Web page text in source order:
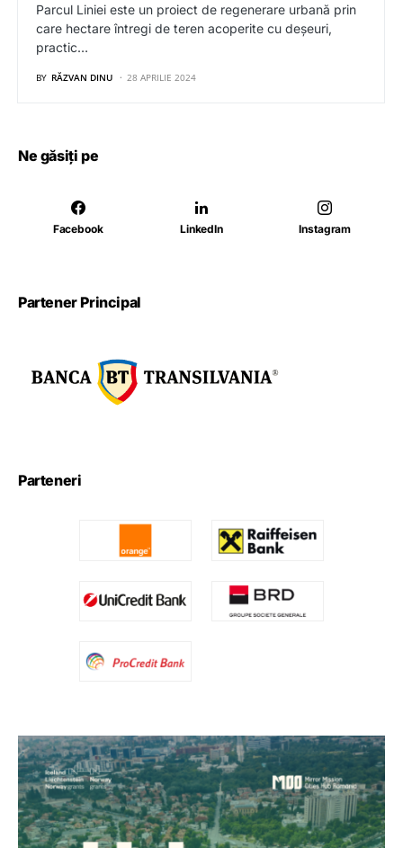
Parcul Liniei este un proiect de regenerare urbană prin
care hectare întregi de teren acoperite cu deșeuri,
practic…
BY RĂZVAN DINU 28 APRILIE 2024
Ne găsiți pe
Facebook LinkedIn Instagram
Partener Principal
Parteneri